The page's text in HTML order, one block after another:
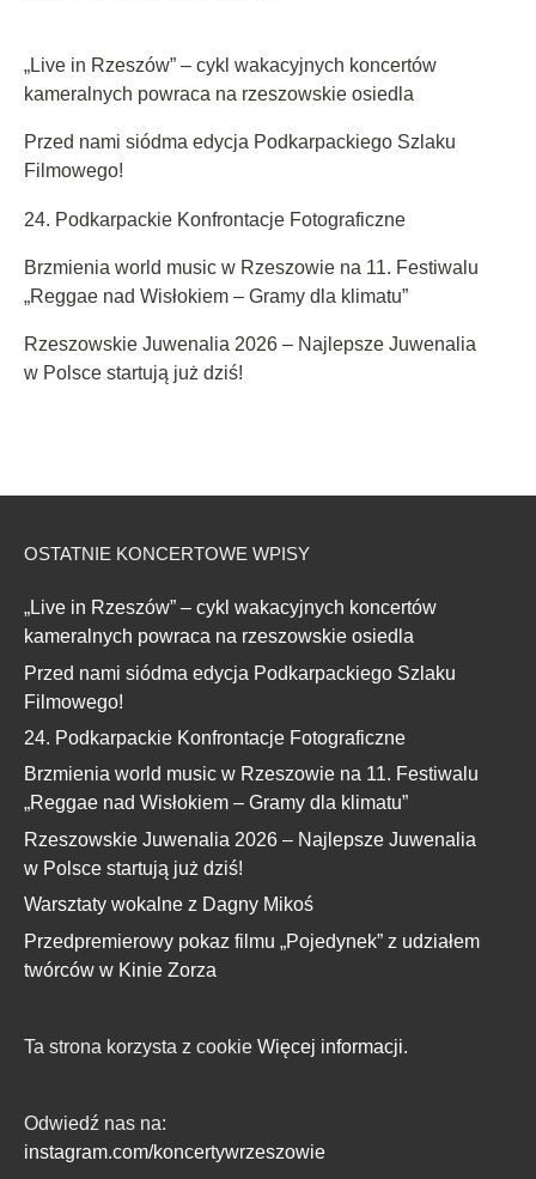
„Live in Rzeszów” – cykl wakacyjnych koncertów
kameralnych powraca na rzeszowskie osiedla
Przed nami siódma edycja Podkarpackiego Szlaku
Filmowego!
24. Podkarpackie Konfrontacje Fotograficzne
Brzmienia world music w Rzeszowie na 11. Festiwalu
„Reggae nad Wisłokiem – Gramy dla klimatu”
Rzeszowskie Juwenalia 2026 – Najlepsze Juwenalia
w Polsce startują już dziś!
OSTATNIE KONCERTOWE WPISY
„Live in Rzeszów” – cykl wakacyjnych koncertów
kameralnych powraca na rzeszowskie osiedla
Przed nami siódma edycja Podkarpackiego Szlaku
Filmowego!
24. Podkarpackie Konfrontacje Fotograficzne
Brzmienia world music w Rzeszowie na 11. Festiwalu
„Reggae nad Wisłokiem – Gramy dla klimatu”
Rzeszowskie Juwenalia 2026 – Najlepsze Juwenalia
w Polsce startują już dziś!
Warsztaty wokalne z Dagny Mikoś
Przedpremierowy pokaz filmu „Pojedynek” z udziałem
twórców w Kinie Zorza
Ta strona korzysta z cookie Więcej informacji.
Odwiedź nas na:
instagram.com/koncertywrzeszowie